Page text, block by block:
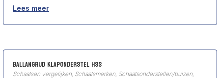
Lees meer
Ballangrud Klaponderstel HSS
Schaatsen vergelijken Schaatsmerken Schaatsonderstellen/buizen